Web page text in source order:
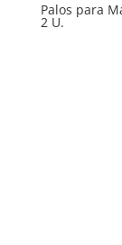
Palos para
2 U.